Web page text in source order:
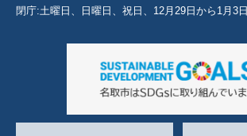
閉庁:土曜日、日曜日、祝日、12月29日から1月3日